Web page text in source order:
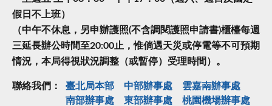
假日不上班）
（中午不休息，另申辦護照(不含調閱護照申請書)櫃檯每週
三延長辦公時間至20:00止，惟倘遇天災或停電等不可預期
情況，本局得視狀況調整（或暫停）受理時間）。
聯絡我們： 臺北局本部 中部辦事處
雲嘉南辦事處
南部辦事處
東部辦事處 桃園機場辦事處